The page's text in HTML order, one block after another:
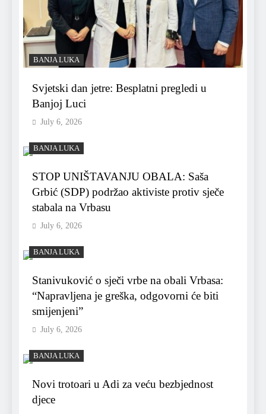
BANJA LUKA
Svjetski dan jetre: Besplatni pregledi u
Banjoj Luci
July 6, 2026
BANJA LUKA
STOP UNIŠTAVANJU OBALA: Saša
Grbić (SDP) podržao aktiviste protiv sječe
stabala na Vrbasu
July 6, 2026
BANJA LUKA
Stanivuković o sječi vrbe na obali Vrbasa:
“Napravljena je greška, odgovorni će biti
smijenjeni”
July 6, 2026
BANJA LUKA
Novi trotoari u Adi za veću bezbjednost
djece